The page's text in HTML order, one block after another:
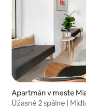
Apartmán v meste
Úžasné 2 spálne |